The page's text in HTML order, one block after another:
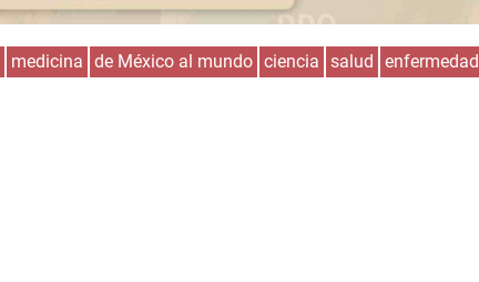
medicina de México al mundo ciencia salud enfermedad